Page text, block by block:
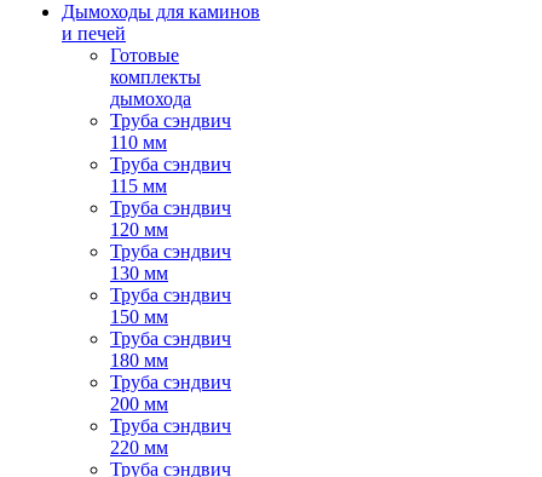
Дымоходы для каминов
и печей
Готовые
комплекты
дымохода
Труба сэндвич
110 мм
Труба сэндвич
115 мм
Труба сэндвич
120 мм
Труба сэндвич
130 мм
Труба сэндвич
150 мм
Труба сэндвич
180 мм
Труба сэндвич
200 мм
Труба сэндвич
220 мм
Труба сэндвич